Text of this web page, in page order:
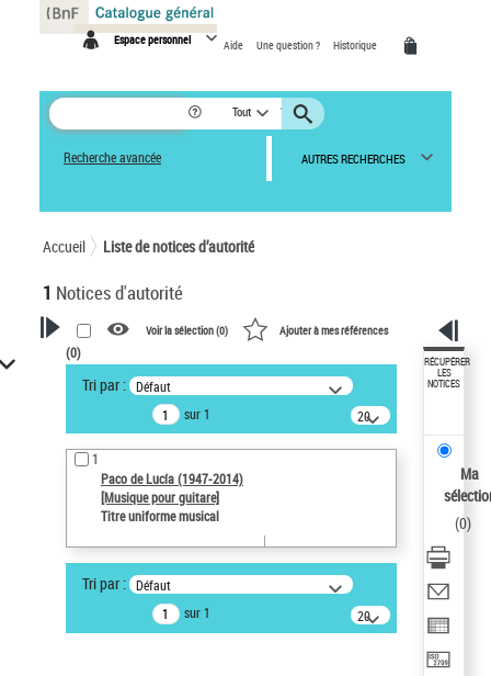
Espace personnel Aide Une question ? Historique
Tout
Recherche avancée AUTRES RECHERCHES
Accueil Liste de notices d’autorité
1 Notices d'autorité
VOTRE RECHERCHE
Recherche avancée dans les
notices d’autorité
Œuvres liées à l'auteur :
Paco de Lucía (1947-2014)
Type de notice d'autorité
Titre uniforme musical
Sauvegarder votre recherche
Voir la sélection (0) Ajouter à mes références
(0)
Tri par : Défaut
sur 1
20
résultats/page
1
Paco de Lucía (1947-2014)
[Musique pour guitare]
Titre uniforme musical
Tri par : Défaut
sur 1
20
résultats/page
RÉCUPÉRER
LES
NOTICES
Ma
(0)
Panneau de gestion des cookies